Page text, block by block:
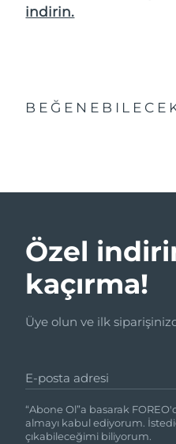
indirin.
Özel
kaçırma!
Üye olun ve ilk
E-posta adresi
“Abone Ol”a basarak
almayı kabul ediyorum.
çıkabileceğimi biliyorum.